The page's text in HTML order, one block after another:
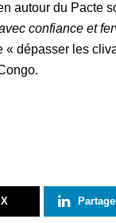
autour du Pacte
confiance et
dépasser les